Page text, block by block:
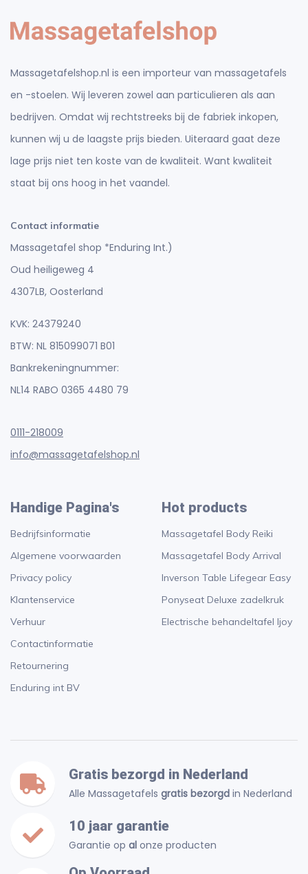
Massagetafelshop.nl is een importeur van massagetafels
en -stoelen. Wij leveren zowel aan particulieren als aan
bedrijven. Omdat wij rechtstreeks bij de fabriek inkopen,
kunnen wij u de laagste prijs bieden. Uiteraard gaat deze
lage prijs niet ten koste van de kwaliteit. Want kwaliteit
staat bij ons hoog in het vaandel.
Contact informatie
Massagetafel shop *Enduring Int.)
Oud heiligeweg 4
4307LB, Oosterland
KVK: 24379240
BTW: NL 815099071 B01
Bankrekeningnummer:
NL14 RABO 0365 4480 79
0111-218009
info@massagetafelshop.nl
Handige Pagina's
Bedrijfsinformatie
Algemene voorwaarden
Privacy policy
Klantenservice
Verhuur
Contactinformatie
Retournering
Enduring int BV
Hot products
Massagetafel Body Reiki
Massagetafel Body Arrival
Inverson Table Lifegear Easy
Ponyseat Deluxe zadelkruk
Electrische behandeltafel Ijoy
Gratis bezorgd in Nederland
Alle Massagetafels gratis bezorgd in Nederland
10 jaar garantie
Garantie op al onze producten